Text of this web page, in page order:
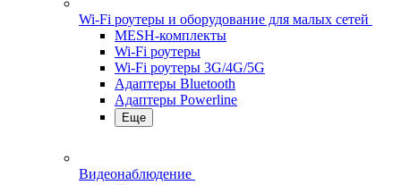
Wi-Fi роутеры и оборудование для малых сетей
MESH-комплекты
Wi-Fi роутеры
Wi-Fi роутеры 3G/4G/5G
Адаптеры Bluetooth
Адаптеры Powerline
Еще
Видеонаблюдение